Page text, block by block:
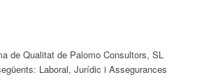
de Qualitat de Palomo Consultors, SL
Laboral, Jurídic i Assegurances